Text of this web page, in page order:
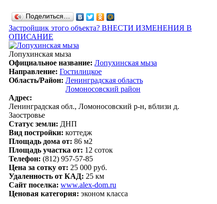
Поделиться…
Застройщик этого объекта? ВНЕСТИ ИЗМЕНЕНИЯ В
ОПИСАНИЕ
Лопухинская мыза
Официальное название: Лопухинская мыза
Направление: Гостилицкое
Область/Район: Ленинградская область
Ломоносовский район
Адрес:
Ленинградская обл., Ломоносовский р-н, вблизи д.
Заостровье
Статус земли: ДНП
Вид постройки: коттедж
Площадь дома от: 86 м2
Площадь участка от: 12 соток
Телефон: (812) 957-57-85
Цена за сотку от: 25 000 руб.
Удаленность от КАД: 25 км
Сайт поселка: www.alex-dom.ru
Ценовая категория: эконом класса